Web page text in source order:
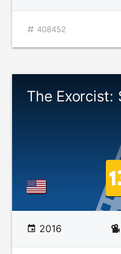
408452
The Exorcist:
2016